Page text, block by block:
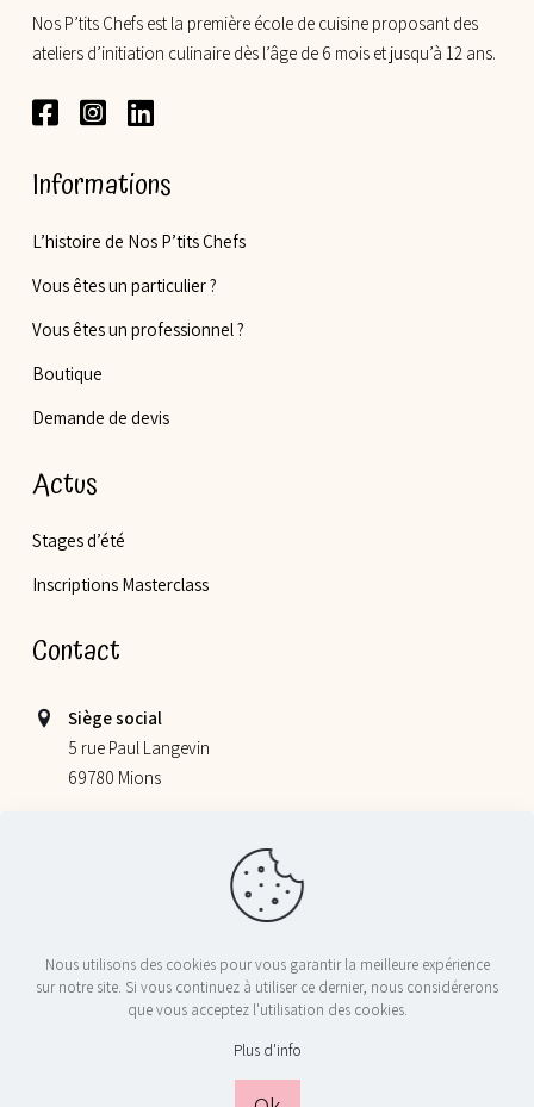
Nos P’tits Chefs est la première école de cuisine proposant des
ateliers d’initiation culinaire dès l’âge de 6 mois et jusqu’à 12 ans.
Informations
L’histoire de Nos P’tits Chefs
Vous êtes un particulier ?
Vous êtes un professionnel ?
Boutique
Demande de devis
Actus
Stages d’été
Inscriptions Masterclass
Contact
Siège social
5 rue Paul Langevin
69780 Mions
355 allée Jacques Monod
contact@nosptitschefs.com
© 2024 Nos P'tits Chefs - Tous droits réservés - Réalisé par
Mentions Légales|RGPD
Nous utilisons des cookies pour vous garantir la meilleure expérience
sur notre site. Si vous continuez à utiliser ce dernier, nous considérerons
que vous acceptez l'utilisation des cookies.
Plus d'info